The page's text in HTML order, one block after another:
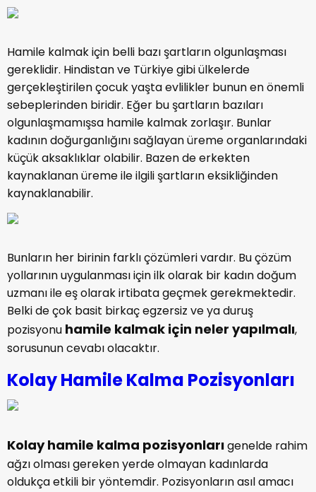
Hamile kalmak için belli bazı şartların olgunlaşması
gereklidir. Hindistan ve Türkiye gibi ülkelerde
gerçekleştirilen çocuk yaşta evlilikler bunun en önemli
sebeplerinden biridir. Eğer bu şartların bazıları
olgunlaşmamışsa hamile kalmak zorlaşır. Bunlar
kadının doğurganlığını sağlayan üreme organlarındaki
küçük aksaklıklar olabilir. Bazen de erkekten
kaynaklanan üreme ile ilgili şartların eksikliğinden
kaynaklanabilir.
Bunların her birinin farklı çözümleri vardır. Bu çözüm
yollarının uygulanması için ilk olarak bir kadın doğum
uzmanı ile eş olarak irtibata geçmek gerekmektedir.
Belki de çok basit birkaç egzersiz ve ya duruş
pozisyonu hamile kalmak için neler yapılmalı,
sorusunun cevabı olacaktır.
Kolay Hamile Kalma Pozisyonları
Kolay hamile kalma pozisyonlarıgenelde rahim
ağzı olması gereken yerde olmayan kadınlarda
oldukça etkili bir yöntemdir. Pozisyonların asıl amacı